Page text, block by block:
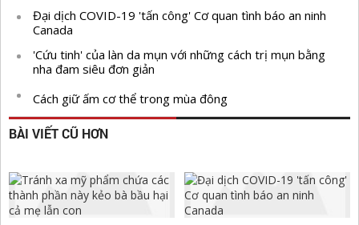
Đại dịch COVID-19 'tấn công' Cơ quan tình báo an ninh
Canada
'Cứu tinh' của làn da mụn với những cách trị mụn bằng
nha đam siêu đơn giản
Cách giữ ấm cơ thể trong mùa đông
BÀI VIẾT CŨ HƠN